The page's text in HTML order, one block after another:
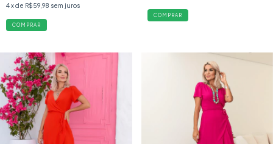
4x de R$59,98 sem juros
COMPRAR
COMPRAR